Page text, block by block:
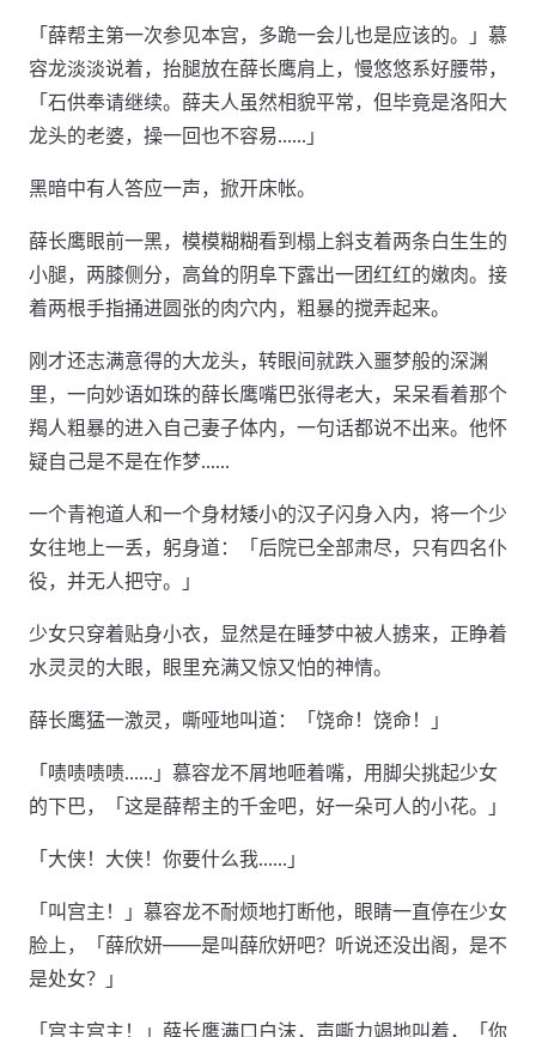
「薛帮主第一次参见本宫，多跪一会儿也是应该的。」慕
容龙淡淡说着，抬腿放在薛长鹰肩上，慢悠悠系好腰带，
「石供奉请继续。薛夫人虽然相貌平常，但毕竟是洛阳大
龙头的老婆，操一回也不容易……」
黑暗中有人答应一声，掀开床帐。
薛长鹰眼前一黑，模模糊糊看到榻上斜支着两条白生生的
小腿，两膝侧分，高耸的阴阜下露出一团红红的嫩肉。接
着两根手指捅进圆张的肉穴内，粗暴的搅弄起来。
刚才还志满意得的大龙头，转眼间就跌入噩梦般的深渊
里，一向妙语如珠的薛长鹰嘴巴张得老大，呆呆看着那个
羯人粗暴的进入自己妻子体内，一句话都说不出来。他怀
疑自己是不是在作梦……
一个青袍道人和一个身材矮小的汉子闪身入内，将一个少
女往地上一丢，躬身道：「后院已全部肃尽，只有四名仆
役，并无人把守。」
少女只穿着贴身小衣，显然是在睡梦中被人掳来，正睁着
水灵灵的大眼，眼里充满又惊又怕的神情。
薛长鹰猛一激灵，嘶哑地叫道：「饶命！饶命！」
「啧啧啧啧……」慕容龙不屑地咂着嘴，用脚尖挑起少女
的下巴，「这是薛帮主的千金吧，好一朵可人的小花。」
「大侠！大侠！你要什么我……」
「叫宫主！」慕容龙不耐烦地打断他，眼睛一直停在少女
脸上，「薛欣妍——是叫薛欣妍吧？听说还没出阁，是不
是处女？」
「宫主宫主！」薛长鹰满口白沫，声嘶力竭地叫着，「你